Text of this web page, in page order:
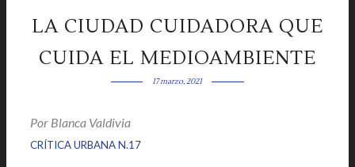
LA CIUDAD CUIDADORA QUE
CUIDA EL MEDIOAMBIENTE
17 marzo, 2021
Por Blanca Valdivia
CRÍTICA URBANA N.17